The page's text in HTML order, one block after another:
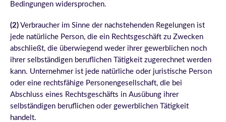
Bedingungen widersprochen.
(2) Verbraucher im Sinne der nachstehenden Regelungen ist
jede natürliche Person, die ein Rechtsgeschäft zu Zwecken
abschließt, die überwiegend weder ihrer gewerblichen noch
ihrer selbständigen beruflichen Tätigkeit zugerechnet werden
kann. Unternehmer ist jede natürliche oder juristische Person
oder eine rechtsfähige Personengesellschaft, die bei
Abschluss eines Rechtsgeschäfts in Ausübung ihrer
selbständigen beruflichen oder gewerblichen Tätigkeit
handelt.